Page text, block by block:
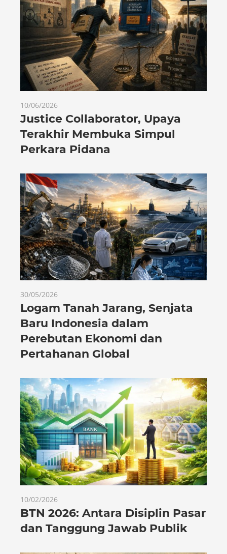
10/06/2026
Justice Collaborator, Upaya
Terakhir Membuka Simpul
Perkara Pidana
30/05/2026
Logam Tanah Jarang, Senjata
Baru Indonesia dalam
Perebutan Ekonomi dan
Pertahanan Global
10/02/2026
BTN 2026: Antara Disiplin Pasar
dan Tanggung Jawab Publik